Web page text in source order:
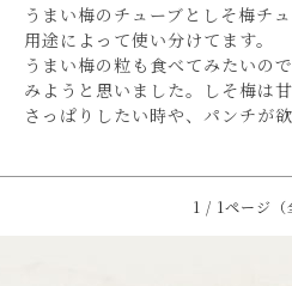
うまい梅のチューブとしそ梅チ
用途によって使い分けてます。
うまい梅の粒も食べてみたいの
みようと思いました。しそ梅は
さっぱりしたい時や、パンチが
1 / 1ページ（